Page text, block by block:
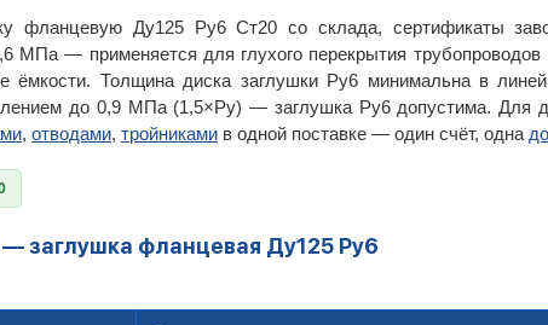
фланцевую Ду125 Ру6 Ст20 со склада, сертификаты
МПа — применяется для глухого перекрытия трубопроводов
ёмкости. Толщина диска заглушки Ру6 минимальна в
до 0,9 МПа (1,5×Ру) — заглушка Ру6 допустима.
, отводами, тройниками в одной поставке — один счёт, одна
— заглушка фланцевая Ду125 Ру6